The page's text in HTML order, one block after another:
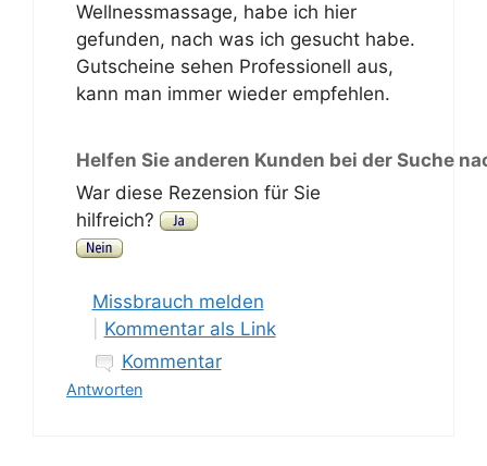
Wellnessmassage, habe ich hier
gefunden, nach was ich gesucht habe.
Gutscheine sehen Professionell aus,
kann man immer wieder empfehlen.
Helfen Sie anderen Kunden bei der Suche
War diese Rezension für Sie
hilfreich?
Missbrauch melden
Kommentar als Link
Kommentar
Antworten